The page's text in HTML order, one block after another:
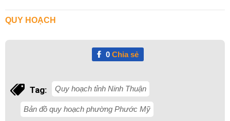
QUY HOẠCH
0Chia sẻ
Tag: Quy hoạch tỉnh Ninh Thuận
Bản đồ quy hoạch phường Phước Mỹ